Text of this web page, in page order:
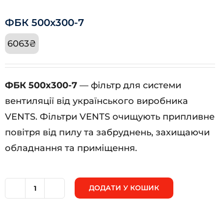
ФБК 500х300-7
6063₴
ФБК 500х300-7 — фільтр для системи
вентиляції від українського виробника
VENTS. Фільтри VENTS очищують припливне
повітря від пилу та забруднень, захищаючи
обладнання та приміщення.
ДОДАТИ У КОШИК